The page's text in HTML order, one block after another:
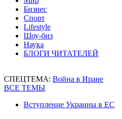
Бизнес
Спорт
Lifestyle
Шоу-биз
Наука
БЛОГИ ЧИТАТЕЛЕЙ
СПЕЦТЕМА: Война в Иране
ВСЕ ТЕМЫ
Вступление Украины в ЕС